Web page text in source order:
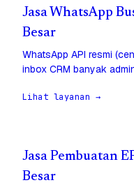
Jasa WhatsApp
Besar
WhatsApp API resmi
inbox CRM banyak
Lihat layanan →
Jasa Pembuatan
Besar